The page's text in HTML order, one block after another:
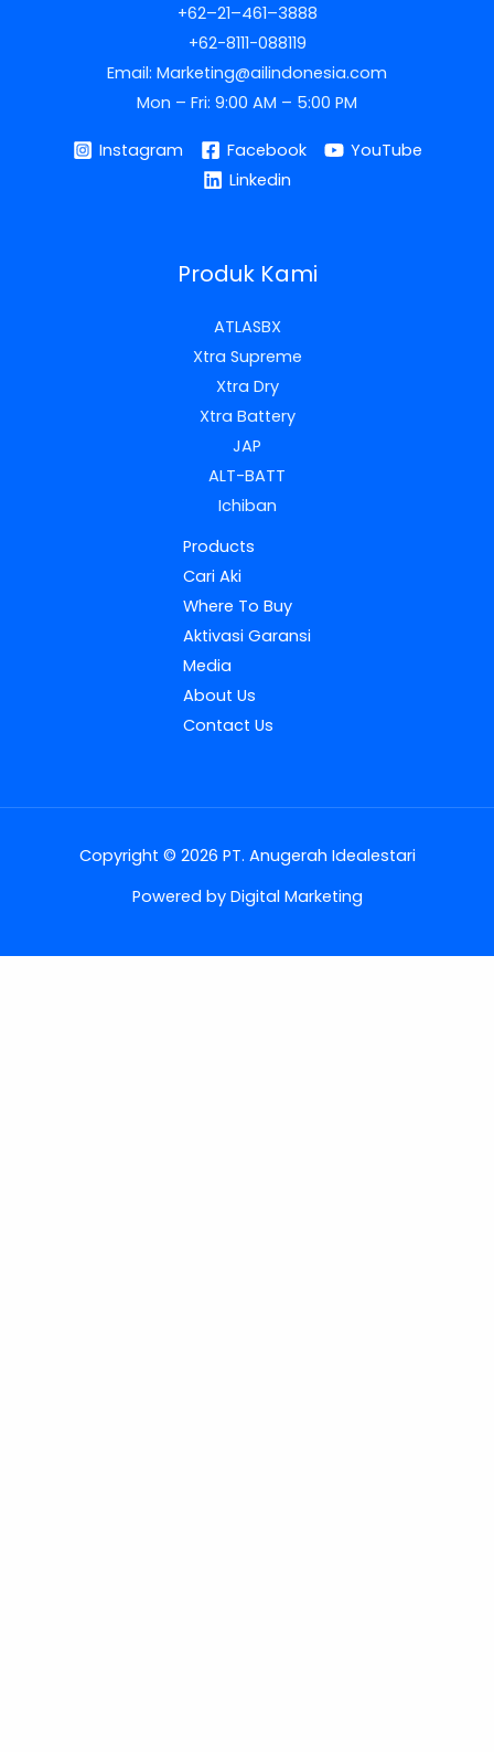
+62–21–461–3888
+62-8111-088119
Email: Marketing@ailindonesia.com
Mon – Fri: 9:00 AM – 5:00 PM
Instagram Facebook
YouTube
Linkedin
Produk Kami
ATLASBX
Xtra Supreme
Xtra Dry
Xtra Battery
JAP
ALT-BATT
Ichiban
Products
Cari Aki
Where To Buy
Aktivasi Garansi
Media
About Us
Contact Us
Copyright © 2026 PT. Anugerah Idealestari
Powered by Digital Marketing